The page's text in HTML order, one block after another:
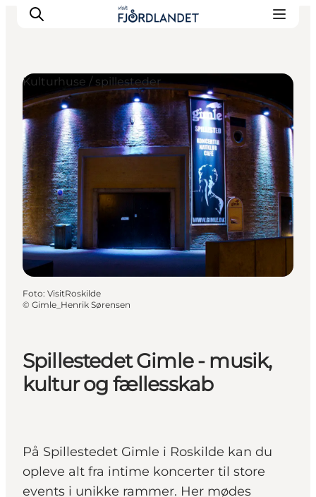
Byer & steder
Det sker
Guides & inspiration
Overnatning
Oplevelser
Spillestedet Gimle - musik,
kultur og fællesskab
På Spillestedet Gimle i Roskilde kan du
opleve alt fra intime koncerter til store
events i unikke rammer. Her mødes
Kulturhuse / spillesteder
Foto: VisitRoskilde
© Gimle_Henrik Sørensen